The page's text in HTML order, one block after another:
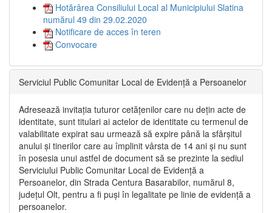
Hotărârea Consiliului Local al Municipiului Slatina
numărul 49 din 29.02.2020
Notificare de acces în teren
Convocare
Serviciul Public Comunitar Local de Evidență a Persoanelor
Adresează invitația tuturor cetățenilor care nu dețin acte de
identitate, sunt titulari ai actelor de identitate cu termenul de
valabilitate expirat sau urmează să expire până la sfârșitul
anului și tinerilor care au împlinit vârsta de 14 ani și nu sunt
în posesia unui astfel de document să se prezinte la sediul
Serviciului Public Comunitar Local de Evidență a
Persoanelor, din Strada Centura Basarabilor, numărul 8,
județul Olt, pentru a fi puși în legalitate pe linie de evidență a
persoanelor.